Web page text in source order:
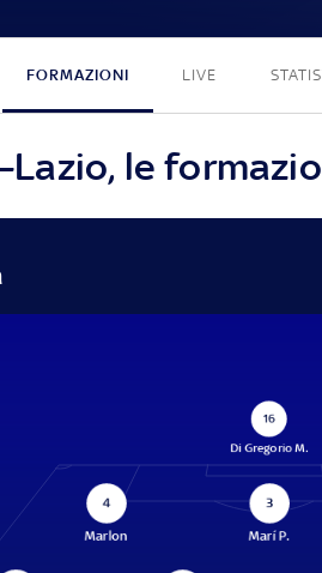
FORMAZIONI LIVE
le
16
Di Gregorio M.
4
Marlon
3
Marí P.